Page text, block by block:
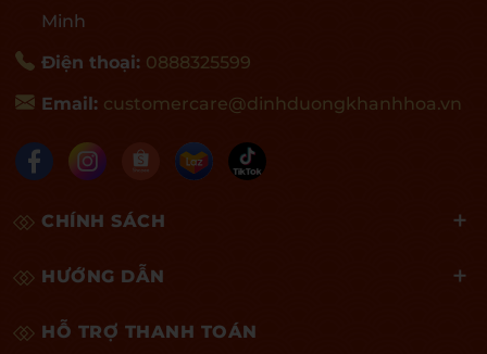
Minh
Điện thoại: 0888325599
Email: customercare@dinhduongkhanhhoa.vn
CHÍNH SÁCH
HƯỚNG DẪN
HỖ TRỢ THANH TOÁN